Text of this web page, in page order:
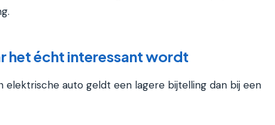
het écht interessant wordt
elektrische auto geldt een lagere bijtelling dan bij een